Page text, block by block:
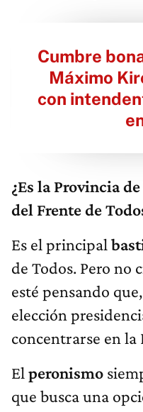
Cumbre
Máximo
con
¿Es la Provincia
del Frente de
Es el principal
de Todos. Pero no
esté pensando
elección
concentrarse en la
El peronismo
que busca una